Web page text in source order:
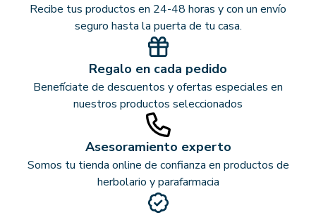
Recibe tus productos en 24-48 horas y con un envío
seguro hasta la puerta de tu casa.
Regalo en cada pedido
Benefíciate de descuentos y ofertas especiales en
nuestros productos seleccionados
Asesoramiento experto
Somos tu tienda online de confianza en productos de
herbolario y parafarmacia